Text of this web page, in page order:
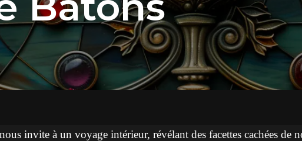
invite à un voyage intérieur, révélant des facettes cachées de